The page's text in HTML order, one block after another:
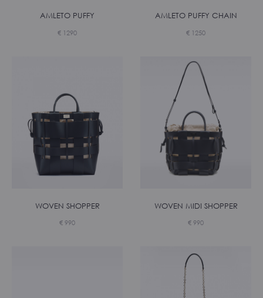
AMLETO PUFFY
€ 1290
AMLETO PUFFY CHAIN
€ 1250
WOVEN SHOPPER
€ 990
WOVEN MIDI SHOPPER
€ 990